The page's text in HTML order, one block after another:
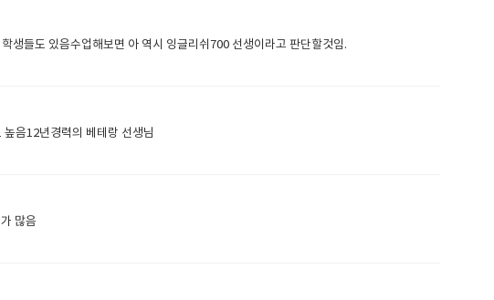
생들도 있음수업해보면 아 역시 잉글리쉬700 선생이라고 판단할것임.
음12년경력의 베테랑 선생님
많음